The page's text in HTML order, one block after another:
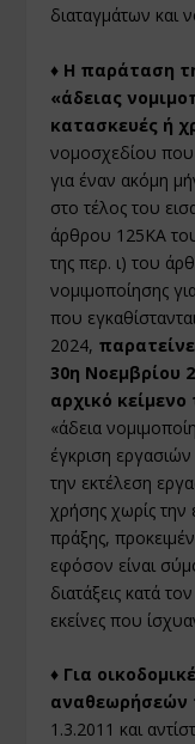
διαταγμάτων και
♦ Η παράταση
«άδειας
κατασκευές ή
νομοσχεδίου που
για έναν ακόμη
στο τέλος του
άρθρου 125ΚΑ
της περ. ι) του
νομιμοποίησης
που
2024,
30η Νοεμβρίου
αρχικό
«άδεια
έγκριση εργασιών
την εκτέλεση
χρήσης χωρίς την
πράξης,
εφόσον είναι
διατάξεις κατά
εκείνες που
♦ Για
αναθεωρήσεών
1.3.2011 και